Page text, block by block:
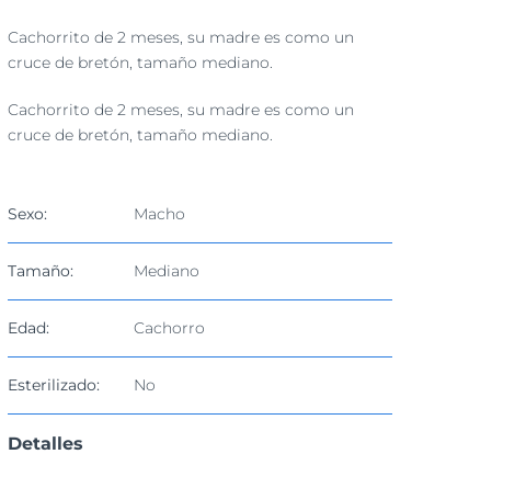
Cachorrito de 2 meses, su madre es como un
cruce de bretón, tamaño mediano.
Cachorrito de 2 meses, su madre es como un
cruce de bretón, tamaño mediano.
Sexo: Macho
Tamaño: Mediano
Edad: Cachorro
Esterilizado: No
Detalles